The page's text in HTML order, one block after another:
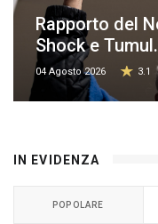
Rapporto del
Shock e
04 Agosto 2026 3.1
IN EVIDENZA
POPOLARE